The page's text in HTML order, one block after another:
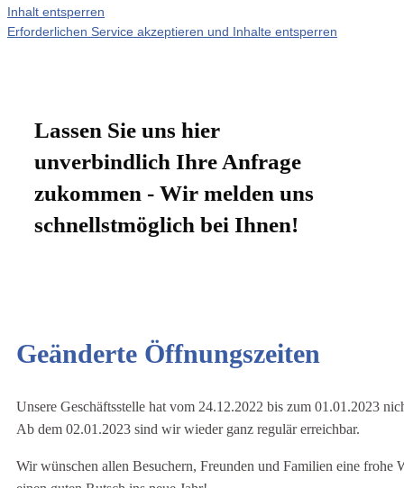
Inhalt entsperren
Erforderlichen Service akzeptieren und Inhalte entsperren
Lassen Sie uns hier
unverbindlich Ihre Anfrage
zukommen - Wir melden uns
schnellstmöglich bei Ihnen!
Geänderte Öffnungszeiten
Unsere Geschäftsstelle hat vom 24.12.2022 bis zum 01.01.2023
Ab dem 02.01.2023 sind wir wieder ganz regulär erreichbar.
Wir wünschen allen Besuchern, Freunden und Familien eine frohe